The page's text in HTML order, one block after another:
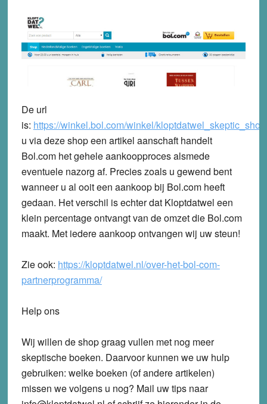
De url
is: https://winkel.bol.com/winkel/kloptdatwel_skeptic_shop
u via deze shop een artikel aanschaft handelt
Bol.com het gehele aankoopproces alsmede
eventuele nazorg af. Precies zoals u gewend bent
wanneer u al ooit een aankoop bij Bol.com heeft
gedaan. Het verschil is echter dat Kloptdatwel een
klein percentage ontvangt van de omzet die Bol.com
maakt. Met iedere aankoop ontvangen wij uw steun!
Zie ook: https://kloptdatwel.nl/over-het-bol-com-
partnerprogramma/
Help ons
Wij willen de shop graag vullen met nog meer
skeptische boeken. Daarvoor kunnen we uw hulp
gebruiken: welke boeken (of andere artikelen)
missen we volgens u nog? Mail uw tips naar